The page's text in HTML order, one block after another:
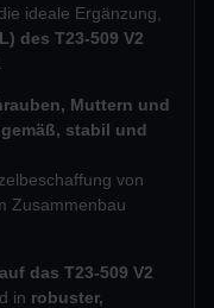
ideale Ergänzung,
des T23-509 V2
Muttern und
stabil und
von
Zusammenbau
das T23-509 V2
in robuster,